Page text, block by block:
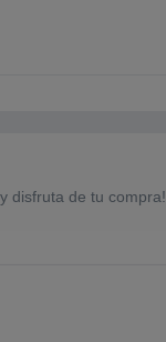
disfruta de tu compra!